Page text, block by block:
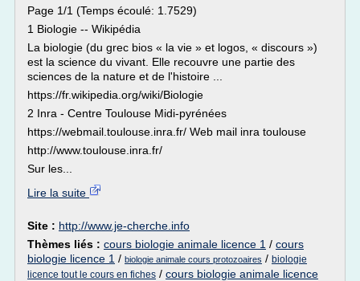
Page 1/1 (Temps écoulé: 1.7529)
1 Biologie -- Wikipédia
La biologie (du grec bios « la vie » et logos, « discours »)
est la science du vivant. Elle recouvre une partie des
sciences de la nature et de l'histoire ...
https://fr.wikipedia.org/wiki/Biologie
2 Inra - Centre Toulouse Midi-pyrénées
https://webmail.toulouse.inra.fr/ Web mail inra toulouse
http://www.toulouse.inra.fr/
Sur les...
Lire la suite
Site : http://www.je-cherche.info
Thèmes liés : cours biologie animale licence 1 / cours
biologie licence 1 / biologie animale cours protozoaires / biologie
licence tout le cours en fiches / cours biologie animale licence